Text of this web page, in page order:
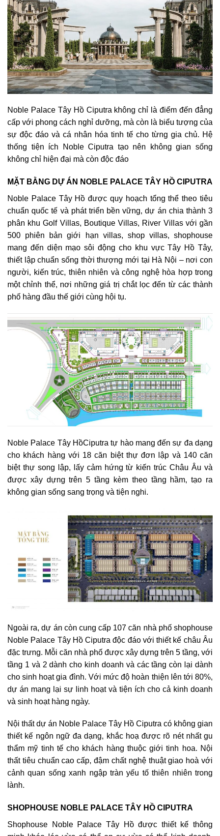
Noble Palace Tây Hồ Ciputra không chỉ là điểm đến đẳng
cấp với phong cách nghỉ dưỡng, mà còn là biểu tượng của
sự độc đáo và cá nhân hóa tinh tế cho từng gia chủ. Hệ
thống tiện ích Noble Ciputra tạo nên không gian sống
không chỉ hiện đại mà còn độc đáo
MẶT BẰNG DỰ ÁN NOBLE PALACE TÂY HỒ CIPUTRA
Noble Palace Tây Hồ được quy hoạch tổng thể theo tiêu
chuẩn quốc tế và phát triển bền vững, dự án chia thành 3
phân khu Golf Villas, Boutique Villas, River Villas với gần
500 phiên bản giới hạn villas, shop villas, shophouse
mang đến diện mạo sôi động cho khu vực Tây Hồ Tây,
thiết lập chuẩn sống thời thượng mới tại Hà Nội – nơi con
người, kiến trúc, thiên nhiên và công nghệ hòa hợp trong
một chỉnh thể, nơi những giá trị chắt lọc đến từ các thành
phố hàng đầu thế giới cùng hội tụ.
Noble Palace Tây HồCiputra​​​​​​​ tự hào mang đến sự đa dạng
cho khách hàng với 18 căn biệt thự đơn lập và 140 căn
biệt thự song lập, lấy cảm hứng từ kiến trúc Châu Âu và
được xây dựng trên 5 tầng kèm theo tầng hầm, tạo ra
không gian sống sang trọng và tiện nghi.
Ngoài ra, dự án còn cung cấp 107 căn nhà phố shophouse
Noble Palace Tây Hồ Ciputra​​​​​​​ độc đáo với thiết kế châu Âu
đặc trưng. Mỗi căn nhà phố được xây dựng trên 5 tầng, với
tầng 1 và 2 dành cho kinh doanh và các tầng còn lại dành
cho sinh hoạt gia đình. Với mức độ hoàn thiện lên tới 80%,
dự án mang lại sự linh hoạt và tiện ích cho cả kinh doanh
và sinh hoạt hàng ngày.
Nội thất dự án Noble Palace Tây Hồ Ciputra có không gian
thiết kế ngôn ngữ đa dạng, khắc hoạ được rõ nét nhất gu
thẩm mỹ tinh tế cho khách hàng thuộc giới tinh hoa. Nội
thất tiêu chuẩn cao cấp, đậm chất nghệ thuật giao hoà với
cảnh quan sống xanh ngập tràn yếu tố thiên nhiên trong
lành.
SHOPHOUSE NOBLE PALACE TÂY HỒ CIPUTRA
Shophouse Noble Palace Tây Hồ được thiết kế thông